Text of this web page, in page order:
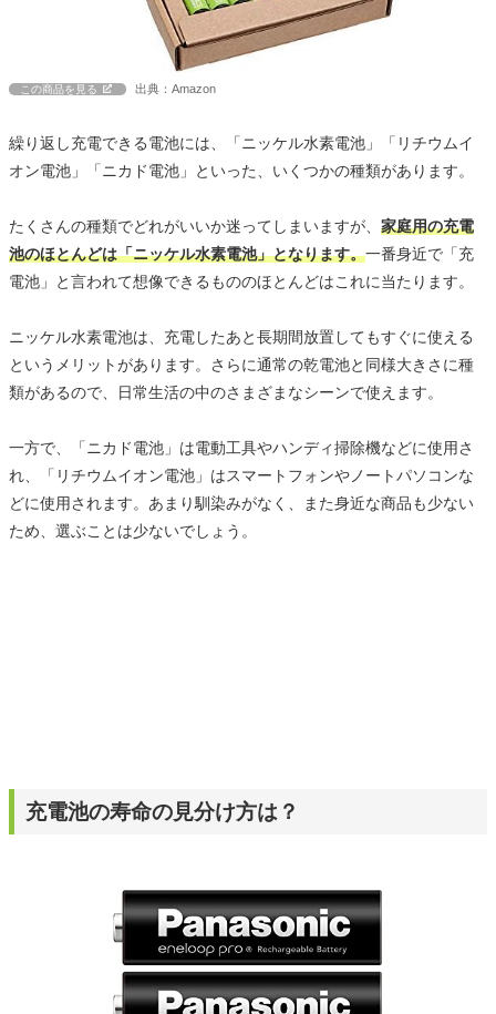
この商品を見る 出典：Amazon
繰り返し充電できる電池には、「ニッケル水素電池」「リチウムイ
オン電池」「ニカド電池」といった、いくつかの種類があります。
たくさんの種類でどれがいいか迷ってしまいますが、 家庭用の充電
池のほとんどは「ニッケル水素電池」となります。一番身近で「充
電池」と言われて想像できるもののほとんどはこれに当たります。
ニッケル水素電池は、充電したあと長期間放置してもすぐに使える
というメリットがあります。さらに通常の乾電池と同様大きさに種
類があるので、日常生活の中のさまざまなシーンで使えます。
一方で、「ニカド電池」は電動工具やハンディ掃除機などに使用さ
れ、「リチウムイオン電池」はスマートフォンやノートパソコンな
どに使用されます。あまり馴染みがなく、また身近な商品も少ない
ため、選ぶことは少ないでしょう。
充電池の寿命の見分け方は？